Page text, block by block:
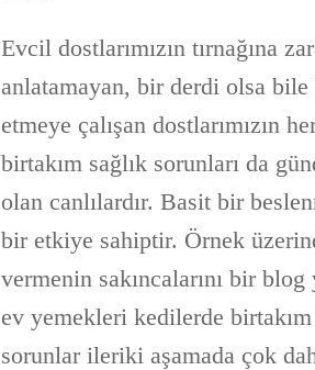
Evcil dostlarımızın tırnağına
anlatamayan, bir derdi olsa
etmeye çalışan dostlarımızın
birtakım sağlık sorunları da
olan canlılardır. Basit bir
bir etkiye sahiptir. Örnek
vermenin sakıncalarını bir
ev yemekleri kedilerde
sorunlar ileriki aşamada çok